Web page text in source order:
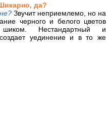
да?
Звучит неприемлемо, но на
черного и белого цветов
Нестандартный и
уединение и в то же